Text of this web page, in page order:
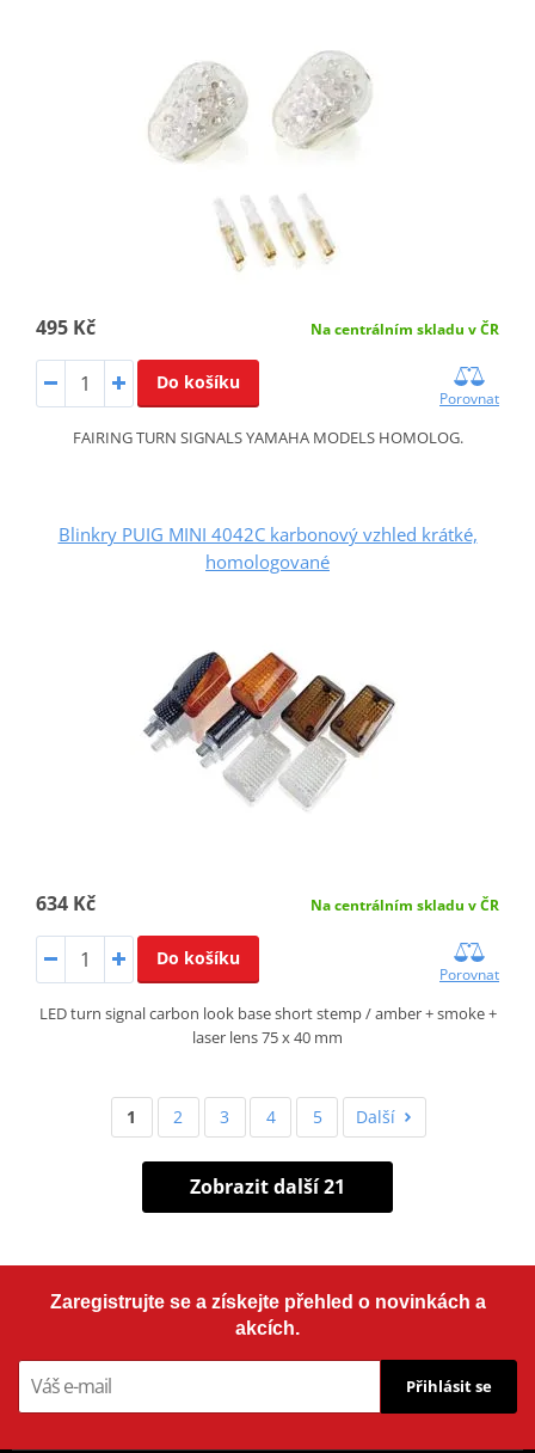
495 Kč Na centrálním skladu v ČR
Do košíku
Porovnat
FAIRING TURN SIGNALS YAMAHA MODELS HOMOLOG.
Blinkry PUIG MINI 4042C karbonový vzhled krátké,
homologované
634 Kč Na centrálním skladu v ČR
Do košíku
Porovnat
LED turn signal carbon look base short stemp / amber + smoke +
laser lens 75 x 40 mm
1 2 3 4 5 Další
Zobrazit další 21
Zaregistrujte se a získejte přehled o novinkách a
akcích.
Přihlásit se